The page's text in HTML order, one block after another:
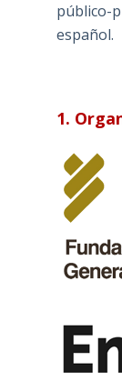
público-
español.
1.